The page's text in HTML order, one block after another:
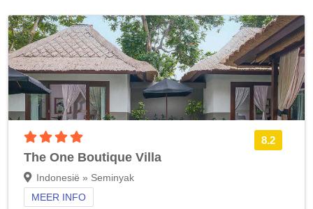
8.2
The One Boutique Villa
Indonesië » Seminyak
MEER INFO